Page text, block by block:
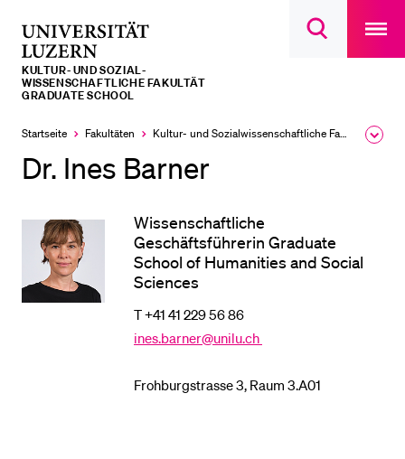
Suchdialog
main
KULTUR- UND SOZIAL­­­
WISSENSCHAFTLICHE FAKULTÄT
GRADUATE SCHOOL
Startseite Fakultäten Kultur- und Sozial­­wissenschaftliche Fakultät
Dr. Ines Barner
Wissenschaftliche
Geschäftsführerin Graduate
School of Humanities and Social
Sciences
T +41 41 229 56 86
ines.barner@unilu.ch
Frohburgstrasse 3, Raum 3.A01
LETZTE SUCHEN
Sie haben noch keine Suche getätigt.
Schulklassen und Lehrpersonen
Studierende
Forschende
Mitarbeitende
Alumni
Stellensuchende